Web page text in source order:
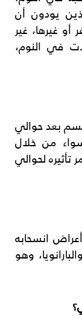
يودون أن
غيرها، غير
في النوم،
بعد حوالي
من خلال
لحوالي
انسحابه
وهو